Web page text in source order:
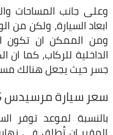
وعلى جانب المساحات
ابعاد السيارة، ولكن من
الداخلية للركاب،
جسر حيث يجعل هنالك
سعر سيارة مرسيدس EQS
بالنسبة لموعد توفر